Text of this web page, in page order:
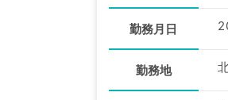
勤務月日
勤務地